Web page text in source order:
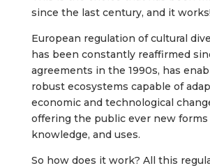
since the last century, and it works!
European regulation of cultural
has been constantly reaffirmed
agreements in the 1990s, has
robust ecosystems capable of
economic and technological
offering the public ever new forms
knowledge, and uses.
So how does it work? All this